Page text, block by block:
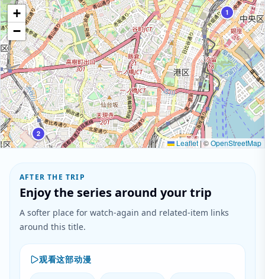
1
2
+
−
Leaflet | ©OpenStreetMap
AFTER THE TRIP
Enjoy the series around your trip
A softer place for watch-again and related-item links
around this title.
观看这部动漫